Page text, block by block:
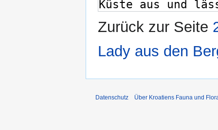
Zurück zur Seite
Lady aus den
Datenschutz Über Kroatiens Fauna und